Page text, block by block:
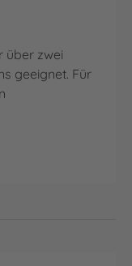
über zwei
geeignet. Für